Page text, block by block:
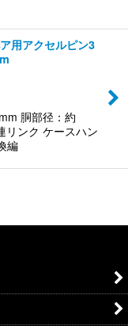
用アクセルピン3
胴部径：約
リンク ケースハン
編